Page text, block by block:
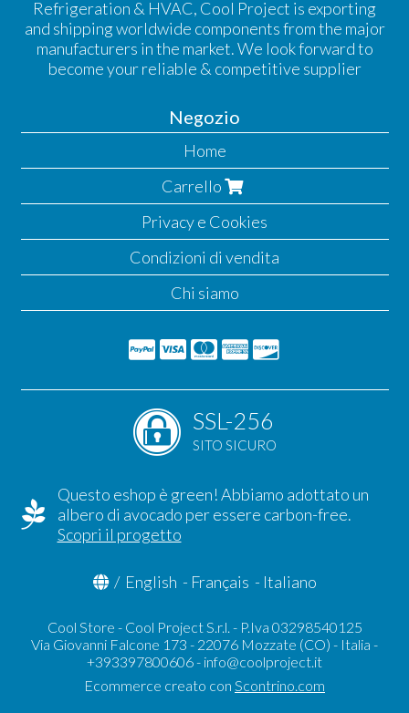
Refrigeration & HVAC, Cool Project is exporting
and shipping worldwide components from the major
manufacturers in the market. We look forward to
become your reliable & competitive supplier
Negozio
Home
Carrello
Privacy e Cookies
Condizioni di vendita
Chi siamo
SSL-256
SITO SICURO
Questo eshop è green! Abbiamo adottato un
albero di avocado per essere carbon-free.
Scopri il progetto
/ English - Français - Italiano
Cool Store - Cool Project S.r.l. - P.Iva 03298540125
Via Giovanni Falcone 173 - 22076 Mozzate (CO) - Italia -
+393397800606 - info@coolproject.it
Ecommerce creato con Scontrino.com